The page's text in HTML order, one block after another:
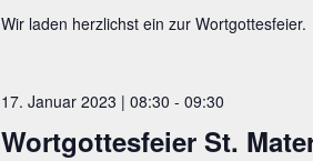
Wir laden herzlichst ein zur Wortgottesfeier.
Wortgottesfeier St.
17. Januar 2023 | 08:30 - 09:30